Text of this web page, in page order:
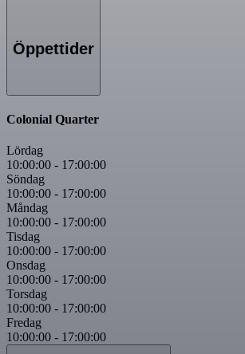
Öppettider
Colonial Quarter
Lördag
10:00:00 - 17:00:00
Söndag
10:00:00 - 17:00:00
Måndag
10:00:00 - 17:00:00
Tisdag
10:00:00 - 17:00:00
Onsdag
10:00:00 - 17:00:00
Torsdag
10:00:00 - 17:00:00
Fredag
10:00:00 - 17:00:00